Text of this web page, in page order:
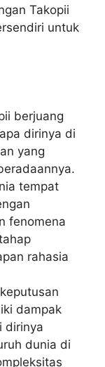
Takopii
untuk
berjuang
dirinya di
yang
tempat
fenomena
rahasia
dampak
dirinya
dunia di